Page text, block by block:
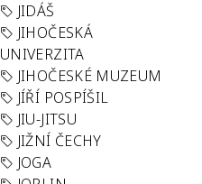
JIDÁŠ
JIHOČESKÁ
UNIVERZITA
JIHOČESKÉ MUZEUM
JÍŘÍ POSPÍŠIL
JIU-JITSU
JIŽNÍ ČECHY
JOGA